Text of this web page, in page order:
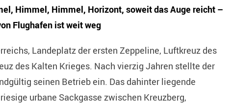
Himmel, Himmel, Horizont, soweit das Auge reicht –
Flughafen ist weit weg
Landeplatz der ersten Zeppeline, Luftkreuz des
des Kalten Krieges. Nach vierzig Jahren stellte der
seinen Betrieb ein. Das dahinter liegende
urbane Sackgasse zwischen Kreuzberg,